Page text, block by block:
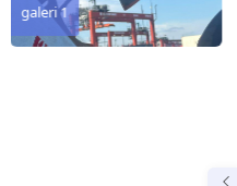
galeri 2